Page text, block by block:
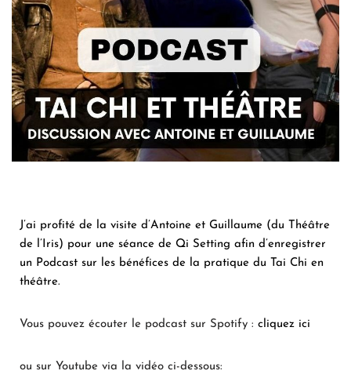
J’ai profité de la visite d’Antoine et Guillaume (du
Théâtre
de l’Iris) pour une séance de Qi Setting afin d’enregistrer
un Podcast sur les bénéfices de la pratique du Tai Chi en
théâtre.
Vous pouvez écouter le podcast sur Spotify : cliquez ici
ou sur Youtube via la vidéo ci-dessous: